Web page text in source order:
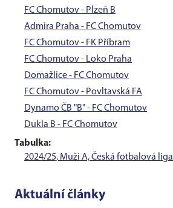
FC Chomutov - Plzeň B
Admira Praha - FC Chomutov
FC Chomutov - FK Příbram
FC Chomutov - Loko Praha
Domažlice - FC Chomutov
FC Chomutov - Povltavská FA
Dynamo ČB "B" - FC Chomutov
Dukla B - FC Chomutov
Tabulka:
2024/25, Muži A, Česká fotbalová liga
Aktuální články